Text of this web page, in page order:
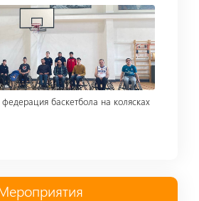
баскетбола на колясках